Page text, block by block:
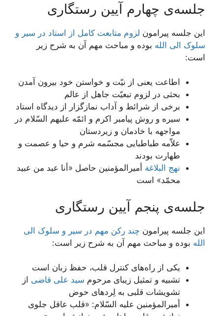
جلسه‌ی چهارم آیین رستگاری
این جلسه پیرامون لزوم متابعت کامل از استاد در سیر و
سلوک الی الله بوده و مباحث مهم آن به شرح زیر
است:
اطاعت یعنی از نیّت و خواستن خود بیرون آمدن‌
بحثی در لزوم تبعیّت جاهل از عالم
برخی از شرائط و آداب نمازگزار از دیدگاه استاد
سیره و روش پیامبر اکرم و ائمّه علیهم السّلام در
مواجهه با خادمان و زیردستان
علاّمه طباطبایی مجسّمه شرم و حیا و عصمت و
طهارت بودند
نهج البلاغة أمیرالمؤمنین حاصل «أنا عبد من عبید
محمّد» است
جلسه‌ی پنجم آیین رستگاری
این جلسه پیرامون چند رکن مهم در سیر و سلوک الی
الله بوده و مباحث مهم آن به شرح زیر است:
یکی از راه‌های کنترل قلب، حفظ زبان است
تشبیه و تمثیل زیبای مرحوم سید علی قاضی از
تشویشات قلبی به لِردهای حوض
أمیرالمؤمنین علیه السّلام: «قلب عاقل جلوی